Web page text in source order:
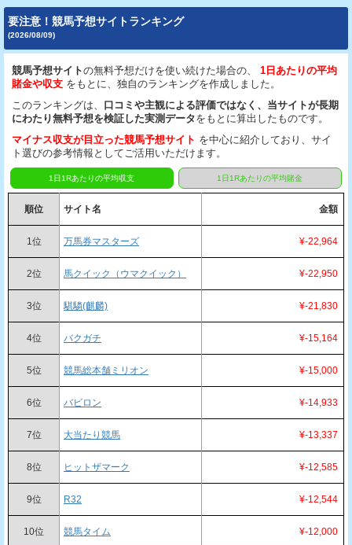
要注意！競馬予想サイトランキング
(2026/08/09)
競馬予想サイトの無料予想だけを使い続けた場合の、
1日あたりの平均
賭金や収支 をもとに、独自のランキングを作成しました。
このランキングは、 口コミや主観による評価ではなく、当サイトが長期
にわたり無料予想を検証した実測データをもとに算出したものです。
マイナス収支が目立った競馬予想サイト を中心に紹介しており、サイ
ト選びの参考情報としてご活用いただけます。
1日1Rあたりの平均収支 1日1Rあたりの平均賭金
順位 サイト名 金額
1位 万馬券マスターズ ¥-22,964
2位 馬クイック（ウマクイック） ¥-22,950
3位 騏驎(麒麟) ¥-21,830
4位 バクガチ ¥-15,164
5位 競馬総本舗ミリオン ¥-15,000
6位 バビロン ¥-14,933
7位 大当たり競馬 ¥-13,337
8位 ヒットザマーク ¥-12,585
9位 R32 ¥-12,544
10位 競馬タイム ¥-12,000